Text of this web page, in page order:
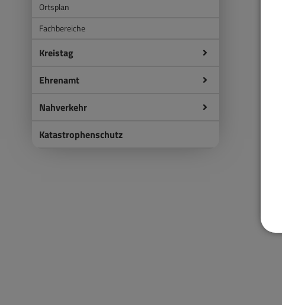
Ortsplan
Fachbereiche
Kreistag
Ehrenamt
Nahverkehr
Katastrophenschutz